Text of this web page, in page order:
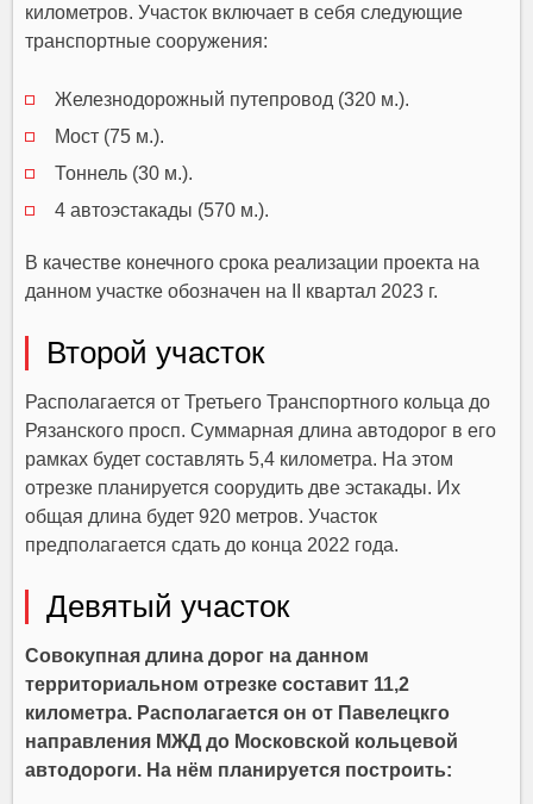
километров. Участок включает в себя следующие
транспортные сооружения:
Железнодорожный путепровод (320 м.).
Мост (75 м.).
Тоннель (30 м.).
4 автоэстакады (570 м.).
В качестве конечного срока реализации проекта на
данном участке обозначен на II квартал 2023 г.
Второй участок
Располагается от Третьего Транспортного кольца до
Рязанского просп. Суммарная длина автодорог в его
рамках будет составлять 5,4 километра. На этом
отрезке планируется соорудить две эстакады. Их
общая длина будет 920 метров. Участок
предполагается сдать до конца 2022 года.
Девятый участок
Совокупная длина дорог на данном
территориальном отрезке составит 11,2
километра. Располагается он от Павелецкго
направления МЖД до Московской кольцевой
автодороги. На нём планируется построить: